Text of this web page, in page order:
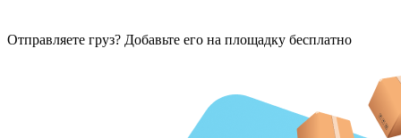
Отправляете груз? Добавьте его на площадку бесплатно